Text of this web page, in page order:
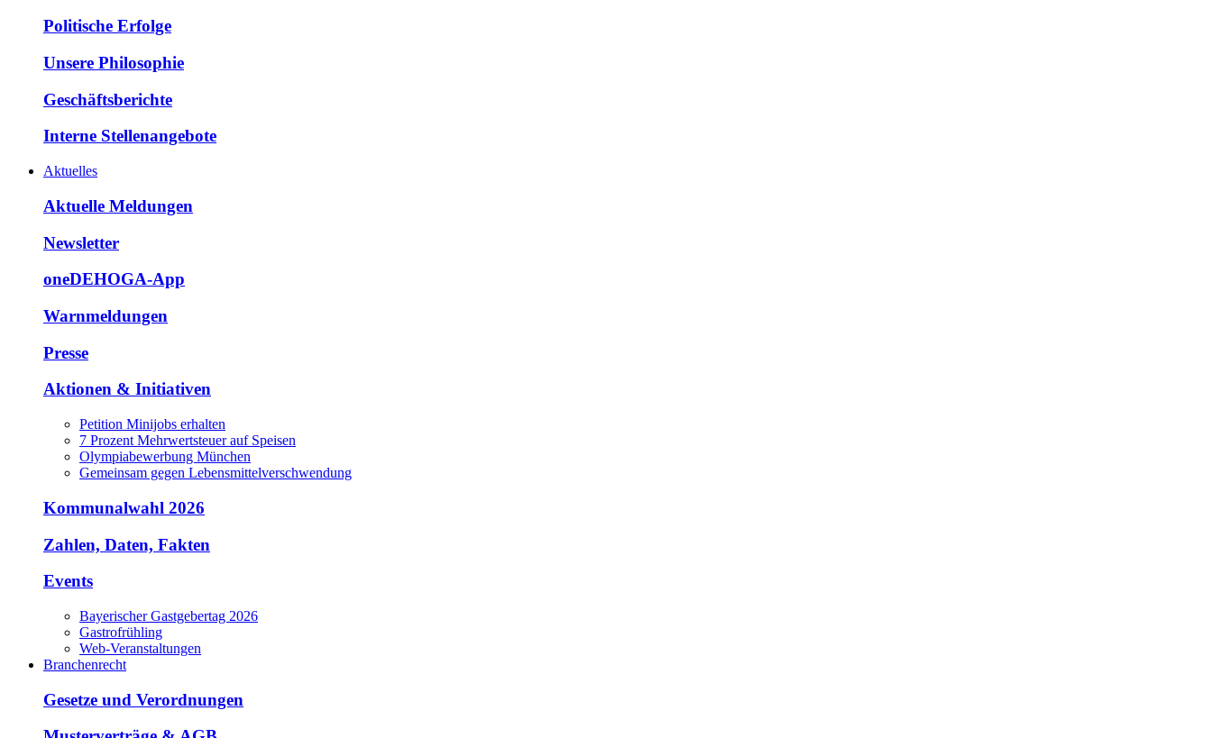
Politische Erfolge
Unsere Philosophie
Geschäftsberichte
Interne Stellenangebote
Aktuelles
Aktuelle Meldungen
Newsletter
oneDEHOGA-App
Warnmeldungen
Presse
Aktionen & Initiativen
Petition Minijobs erhalten
7 Prozent Mehrwertsteuer auf Speisen
Olympiabewerbung München
Gemeinsam gegen Lebensmittelverschwendung
Kommunalwahl 2026
Zahlen, Daten, Fakten
Events
Bayerischer Gastgebertag 2026
Gastrofrühling
Web-Veranstaltungen
Branchenrecht
Gesetze und Verordnungen